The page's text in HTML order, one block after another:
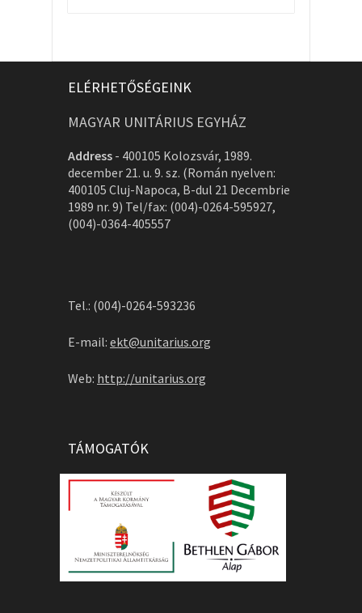
ELÉRHETŐSÉGEINK
MAGYAR UNITÁRIUS EGYHÁZ
Address - 400105 Kolozsvár, 1989.
december 21. u. 9. sz. (Román nyelven:
400105 Cluj-Napoca, B-dul 21 Decembrie
1989 nr. 9) Tel/fax: (004)-0264-595927,
(004)-0364-405557
Tel.: (004)-0264-593236
E-mail: ekt@unitarius.org
Web: http://unitarius.org
TÁMOGATÓK